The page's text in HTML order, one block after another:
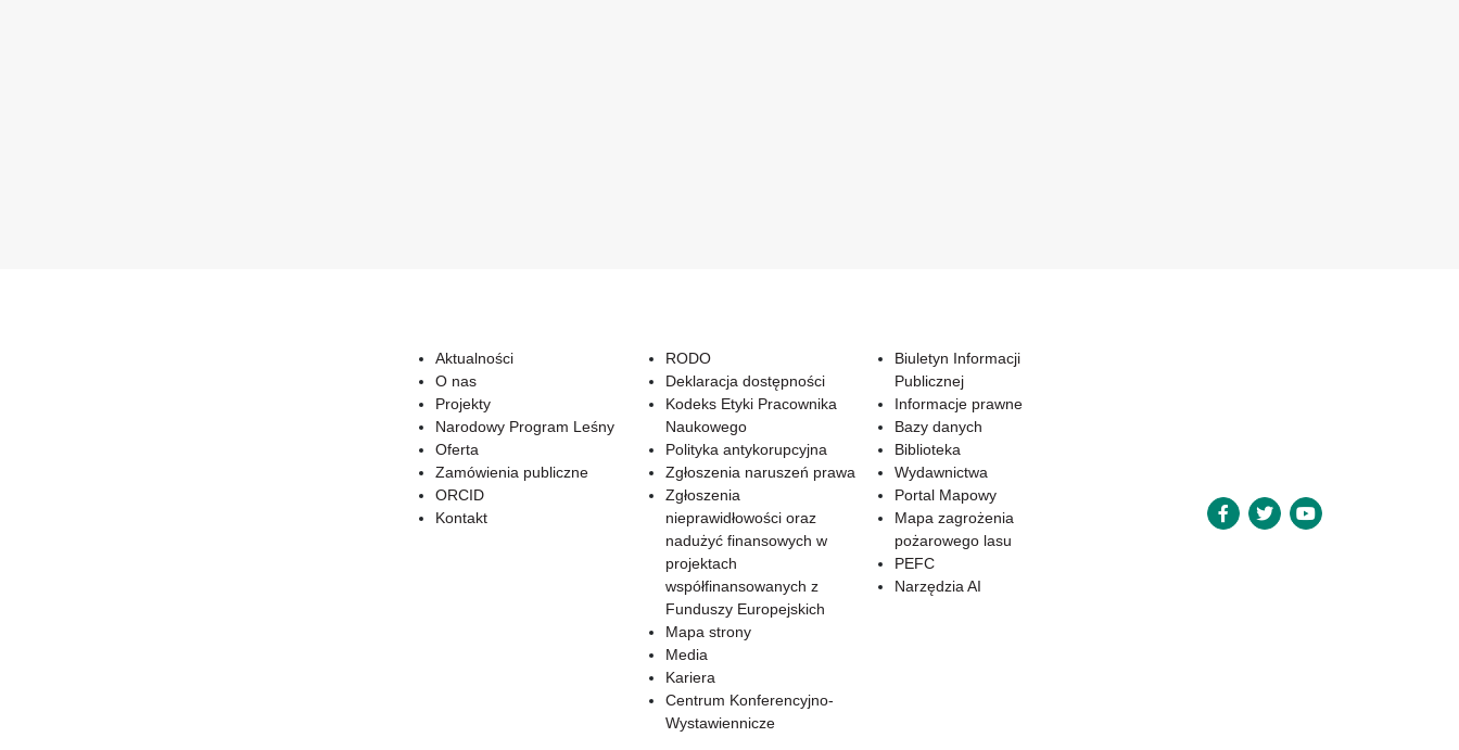
Aktualności
O nas
Projekty
Narodowy Program Leśny
Oferta
Zamówienia publiczne
ORCID
Kontakt
RODO
Deklaracja dostępności
Kodeks Etyki Pracownika
Naukowego
Polityka antykorupcyjna
Zgłoszenia naruszeń prawa
Zgłoszenia
nieprawidłowości oraz
nadużyć finansowych w
projektach
współfinansowanych z
Funduszy Europejskich
Mapa strony
Media
Kariera
Centrum Konferencyjno-
Wystawiennicze
Biuletyn Informacji
Publicznej
Informacje prawne
Bazy danych
Biblioteka
Wydawnictwa
Portal Mapowy
Mapa zagrożenia
pożarowego lasu
PEFC
Narzędzia AI